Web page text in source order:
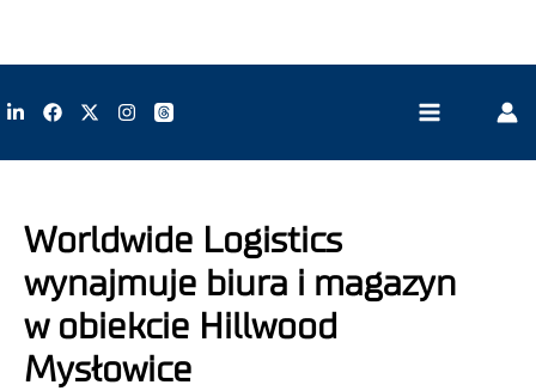
Worldwide Logistics
wynajmuje biura i magazyn
w obiekcie Hillwood
Mysłowice